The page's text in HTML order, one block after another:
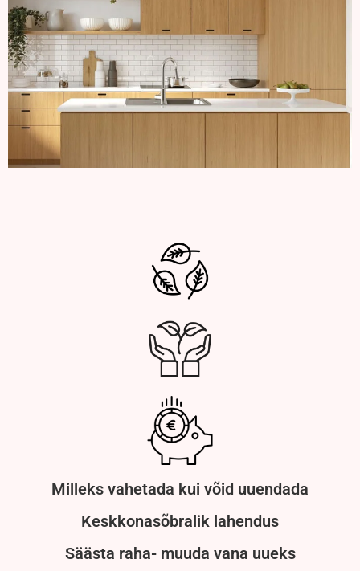
Milleks vahetada kui võid uuendada
Keskkonasõbralik lahendus
Säästa raha- muuda vana uueks